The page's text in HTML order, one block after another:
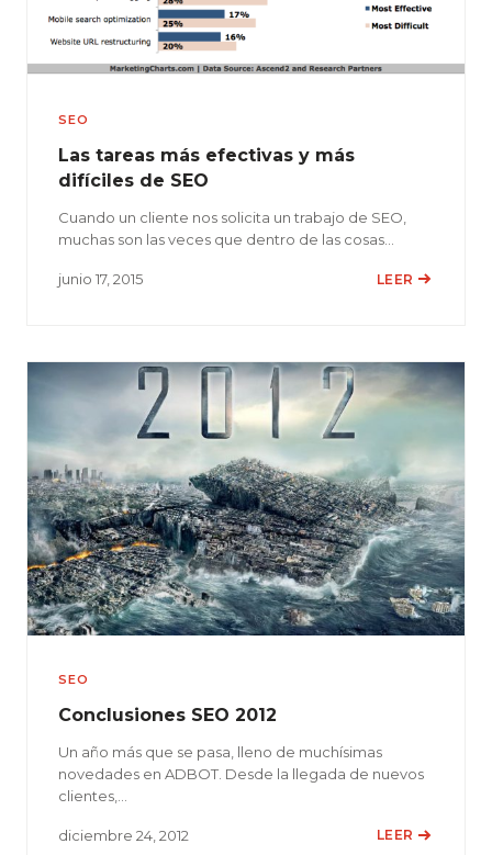
SEO
Las tareas más efectivas y más
difíciles de SEO
Cuando un cliente nos solicita un trabajo de SEO,
muchas son las veces que dentro de las cosas…
junio 17, 2015 LEER
SEO
Conclusiones SEO 2012
Un año más que se pasa, lleno de muchísimas
novedades en ADBOT. Desde la llegada de nuevos
clientes,…
diciembre 24, 2012 LEER